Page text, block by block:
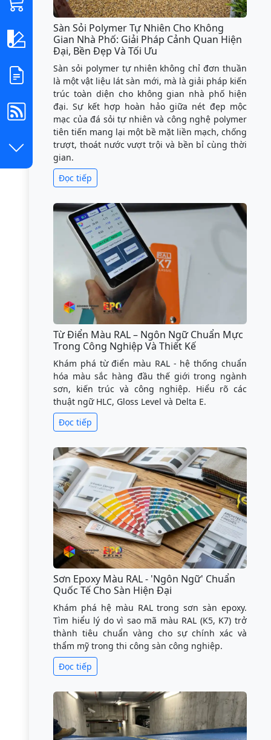
Sàn Sỏi Polymer Tự Nhiên Cho Không
Gian Nhà Phố: Giải Pháp Cảnh Quan Hiện
Đại, Bền Đẹp Và Tối Ưu
Sàn sỏi polymer tự nhiên không chỉ đơn thuần
là một vật liệu lát sàn mới, mà là giải pháp kiến
trúc toàn diện cho không gian nhà phố hiện
đại. Sự kết hợp hoàn hảo giữa nét đẹp mộc
mạc của đá sỏi tự nhiên và công nghệ polymer
tiên tiến mang lại một bề mặt liền mạch, chống
trượt, thoát nước vượt trội và bền bỉ cùng thời
gian.
Đọc tiếp
Từ Điển Màu RAL – Ngôn Ngữ Chuẩn Mực
Trong Công Nghiệp Và Thiết Kế
Khám phá từ điển màu RAL - hệ thống chuẩn
hóa màu sắc hàng đầu thế giới trong ngành
sơn, kiến trúc và công nghiệp. Hiểu rõ các
thuật ngữ HLC, Gloss Level và Delta E.
Đọc tiếp
Sơn Epoxy Màu RAL - 'Ngôn Ngữ' Chuẩn
Quốc Tế Cho Sàn Hiện Đại
Khám phá hệ màu RAL trong sơn sàn epoxy.
Tìm hiểu lý do vì sao mã màu RAL (K5, K7) trở
thành tiêu chuẩn vàng cho sự chính xác và
thẩm mỹ trong thi công sàn công nghiệp.
Đọc tiếp